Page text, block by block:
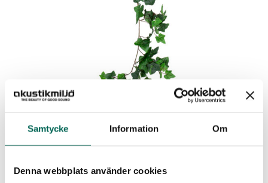
Samtycke Information Om
Denna webbplats använder cookies
EFEUGIRLANDE
ANGEBOT ANFORDERN